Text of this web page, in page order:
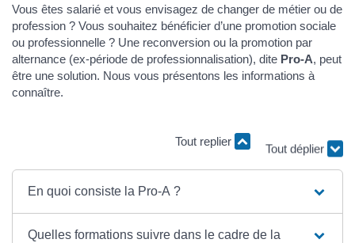
Vous êtes salarié et vous envisagez de changer de métier ou de
profession ? Vous souhaitez bénéficier d’une promotion sociale
ou professionnelle ? Une reconversion ou la promotion par
alternance (ex-période de professionnalisation), dite Pro-A, peut
être une solution. Nous vous présentons les informations à
connaître.
Tout replier
Tout déplier
En quoi consiste la Pro-A ?
Quelles formations suivre dans le cadre de la